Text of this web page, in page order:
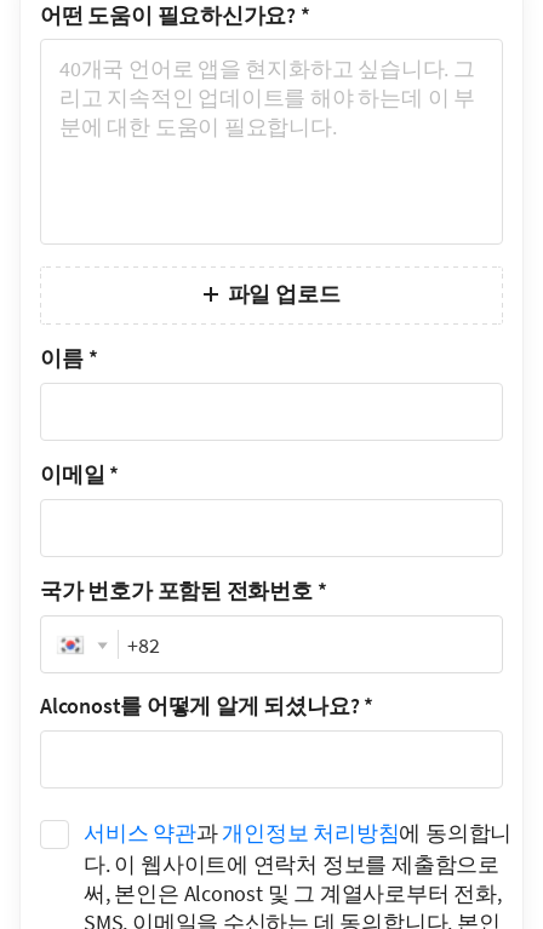
어떤 도움이 필요하신가요? *
파일 업로드
이름 *
이메일 *
국가 번호가 포함된 전화번호 *
Phone
Alconost를 어떻게 알게 되셨나요? *
서비스 약관과개인정보 처리방침에 동의합니
다. 이 웹사이트에 연락처 정보를 제출함으로
써, 본인은 Alconost 및 그 계열사로부터 전화,
SMS, 이메일을 수신하는 데 동의합니다. 본인